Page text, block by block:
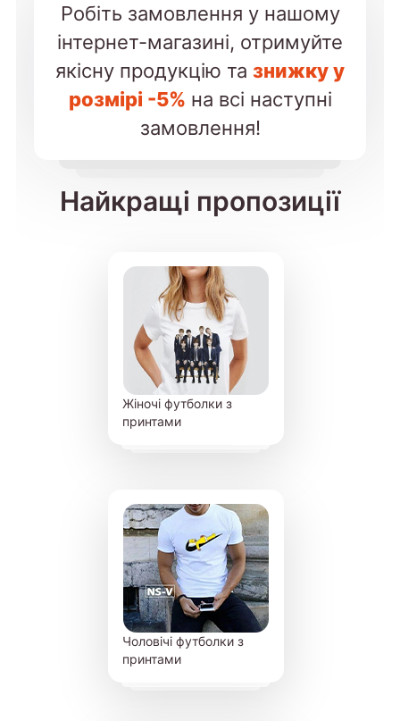
Робіть замовлення у нашому
інтернет-магазині, отримуйте
якісну продукцію та знижку у
розмірі -5% на всі наступні
замовлення!
Найкращі пропозиції
Жіночі футболки з
принтами
Чоловічі футболки з
принтами